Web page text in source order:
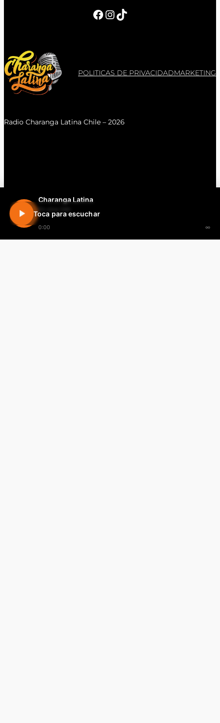
Charanga Latina
En vivo 24h
0:00 ∞
Toca para escuchar
Facebook InstagramTikTok
POLITICAS DE PRIVACIDADMARKETING
Radio Charanga Latina Chile – 2026